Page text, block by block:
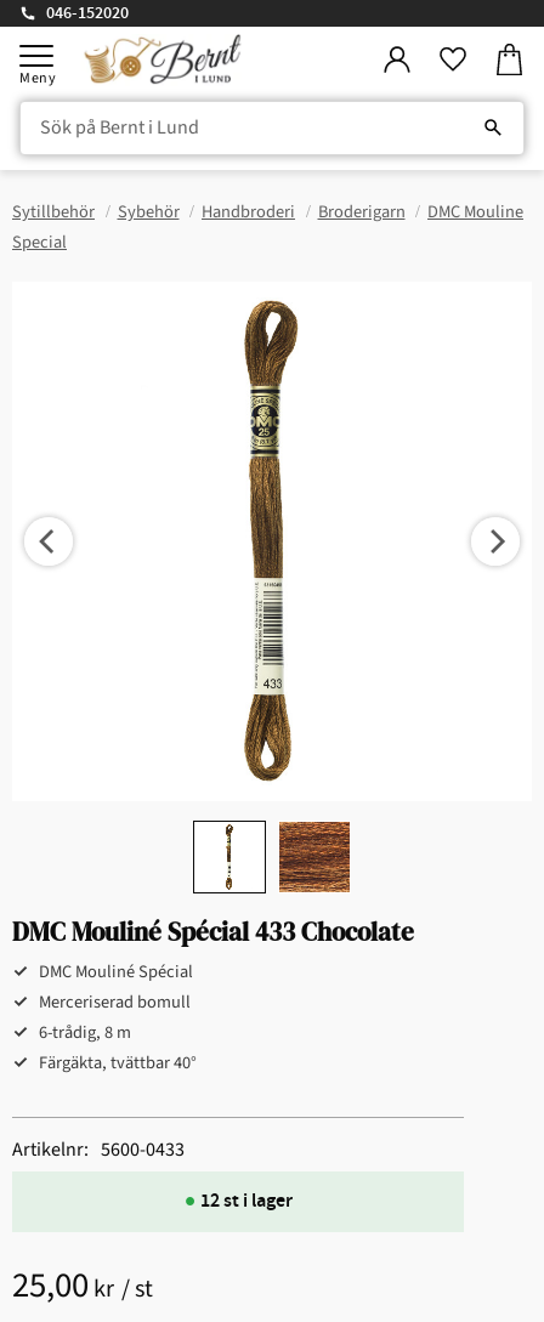
Meny
046-152020
Sytillbehör Sybehör Handbroderi Broderigarn
DMC Mouline
Special
DMC Mouliné Spécial 433 Chocolate
DMC Mouliné Spécial
Merceriserad bomull
6-trådig, 8 m
Färgäkta, tvättbar 40°
25,00 kr /st
12 st i lager
Artikelnr 5600-0433